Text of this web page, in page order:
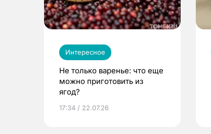
Интересное
Не только варенье: что еще
можно приготовить из
ягод?
17:34 / 22.07.26